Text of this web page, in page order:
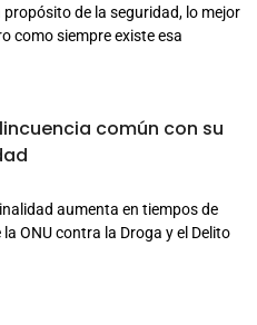
de la seguridad, lo mejor
como siempre existe esa
común con su
aumenta en tiempos de
ONU contra la Droga y el Delito